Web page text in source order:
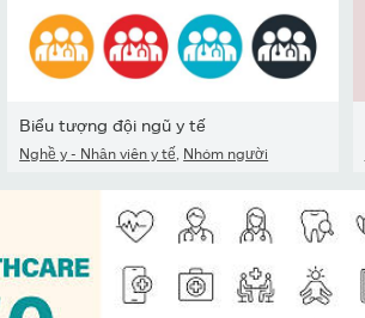
Biểu tượng đội ngũ y tế
Nghề y - Nhân viên y tế Nhóm người